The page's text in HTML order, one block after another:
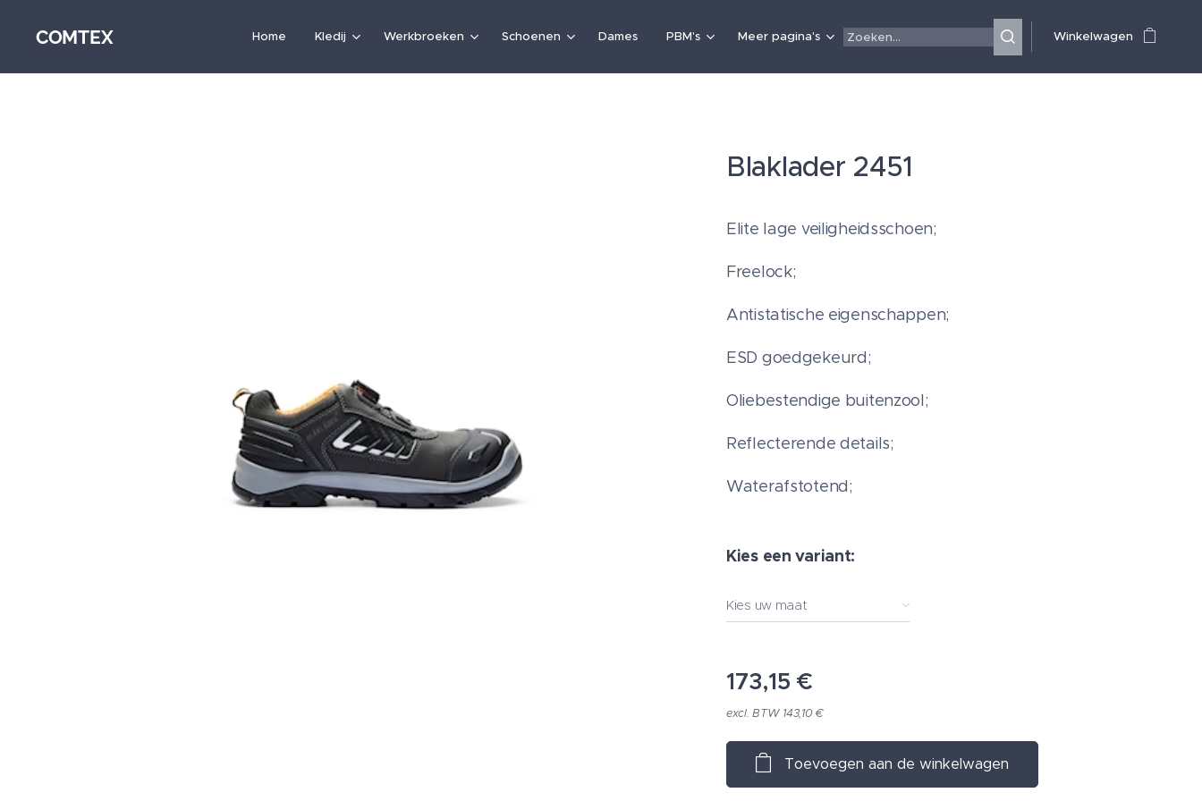
COMTEX Home Kledij Werkbroeken Schoenen Dames PBM's Meer pagina's Winkelwagen
Blaklader 2451
Elite lage veiligheidsschoen;
Freelock;
Antistatische eigenschappen;
ESD goedgekeurd;
Oliebestendige buitenzool;
Reflecterende details;
Waterafstotend;
Kies een variant:
Kies uw maat
173,15 €
excl. BTW 143,10 €
Toevoegen aan de winkelwagen